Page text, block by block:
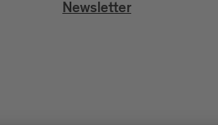
Newsletter